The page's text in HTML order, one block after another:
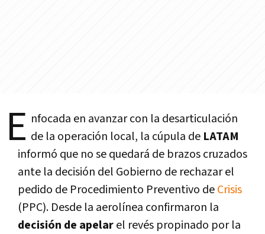
E nfocada en avanzar con la desarticulación
de la operación local, la cúpula de LATAM
informó que no se quedará de brazos cruzados
ante la decisión del Gobierno de rechazar el
pedido de Procedimiento Preventivo deCrisis
(PPC). Desde la aerolínea confirmaron la
decisión de apelarel revés propinado por la